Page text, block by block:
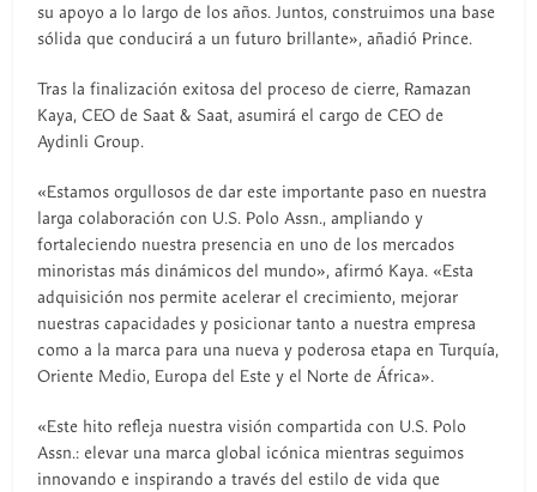
su apoyo a lo largo de los años. Juntos, construimos una base
sólida que conducirá a un futuro brillante», añadió Prince.
Tras la finalización exitosa del proceso de cierre, Ramazan
Kaya, CEO de Saat & Saat, asumirá el cargo de CEO de
Aydinli Group.
«Estamos orgullosos de dar este importante paso en nuestra
larga colaboración con U.S. Polo Assn., ampliando y
fortaleciendo nuestra presencia en uno de los mercados
minoristas más dinámicos del mundo», afirmó Kaya. «Esta
adquisición nos permite acelerar el crecimiento, mejorar
nuestras capacidades y posicionar tanto a nuestra empresa
como a la marca para una nueva y poderosa etapa en Turquía,
Oriente Medio, Europa del Este y el Norte de África».
«Este hito refleja nuestra visión compartida con U.S. Polo
Assn.: elevar una marca global icónica mientras seguimos
innovando e inspirando a través del estilo de vida que